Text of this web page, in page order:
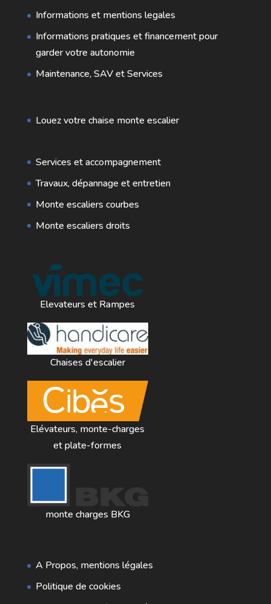
Informations et mentions legales
Informations pratiques et financement pour
garder votre autonomie
Maintenance, SAV et Services
Louez votre chaise monte escalier
Services et accompagnement
Travaux, dépannage et entretien
Monte escaliers courbes
Monte escaliers droits
Elevateurs et Rampes
Chaises d'escalier
Elévateurs, monte-charges
et plate-formes
monte charges BKG
A Propos, mentions légales
Politique de cookies